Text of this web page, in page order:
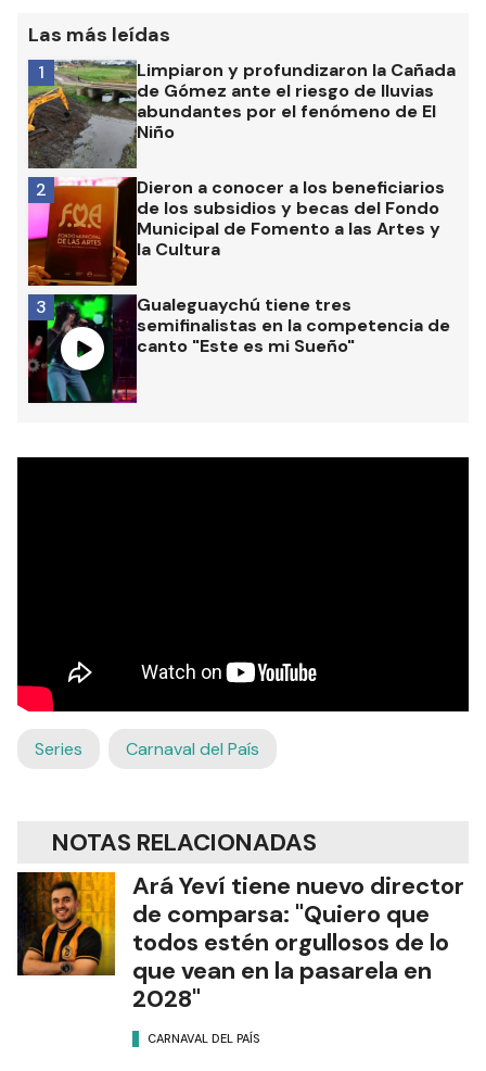
Las más leídas
Limpiaron y profundizaron la Cañada
de Gómez ante el riesgo de lluvias
abundantes por el fenómeno de El
Niño
1
Dieron a conocer a los beneficiarios
de los subsidios y becas del Fondo
Municipal de Fomento a las Artes y
la Cultura
2
Gualeguaychú tiene tres
semifinalistas en la competencia de
canto "Este es mi Sueño"
3
Series Carnaval del País
NOTAS RELACIONADAS
Ará Yeví tiene nuevo director
de comparsa: "Quiero que
todos estén orgullosos de lo
que vean en la pasarela en
2028"
CARNAVAL DEL PAÍS